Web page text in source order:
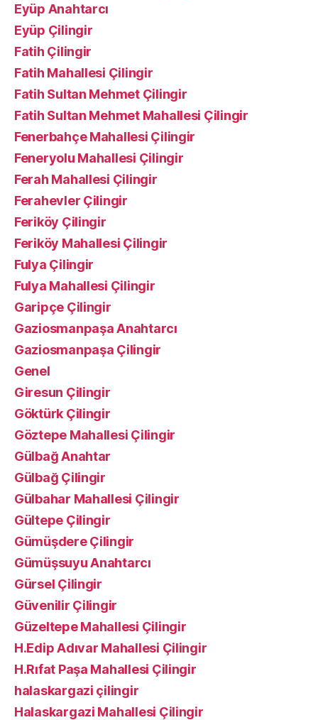
Eyüp Anahtarcı
Eyüp Çilingir
Fatih Çilingir
Fatih Mahallesi Çilingir
Fatih Sultan Mehmet Çilingir
Fatih Sultan Mehmet Mahallesi Çilingir
Fenerbahçe Mahallesi Çilingir
Feneryolu Mahallesi Çilingir
Ferah Mahallesi Çilingir
Ferahevler Çilingir
Feriköy Çilingir
Feriköy Mahallesi Çilingir
Fulya Çilingir
Fulya Mahallesi Çilingir
Garipçe Çilingir
Gaziosmanpaşa Anahtarcı
Gaziosmanpaşa Çilingir
Genel
Giresun Çilingir
Göktürk Çilingir
Göztepe Mahallesi Çilingir
Gülbağ Anahtar
Gülbağ Çilingir
Gülbahar Mahallesi Çilingir
Gültepe Çilingir
Gümüşdere Çilingir
Gümüşsuyu Anahtarcı
Gürsel Çilingir
Güvenilir Çilingir
Güzeltepe Mahallesi Çilingir
H.Edip Adıvar Mahallesi Çilingir
H.Rıfat Paşa Mahallesi Çilingir
halaskargazi çilingir
Halaskargazi Mahallesi Çilingir